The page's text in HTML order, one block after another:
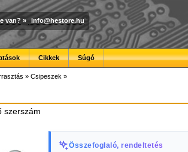
van? » info@hestore.hu
Cikkek Súgó
» Csipeszek »
szerszám
Összefoglaló, rendeltetés